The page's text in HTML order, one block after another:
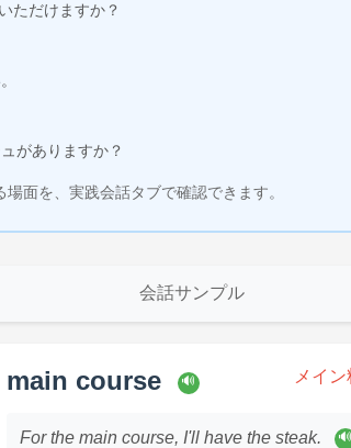
ただけますか？
がありますか？
面を、実践会話タブで確認できます。
会話サンプル
main course 🔊 メイ
For the main course, I'll have the steak. 🔊